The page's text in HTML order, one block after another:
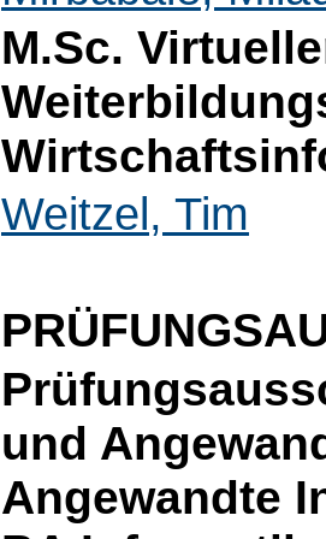
M.Sc.
Weitzel, Tim
und
Angewandte